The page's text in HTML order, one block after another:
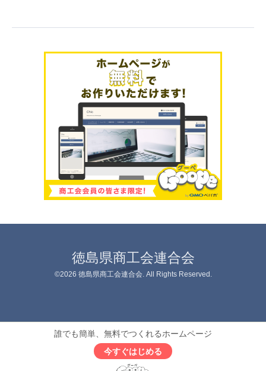
徳島県商工会連合会
©2026 徳島県商工会連合会. All Rights Reserved.
誰でも簡単、無料でつくれるホームページ
今すぐはじめる